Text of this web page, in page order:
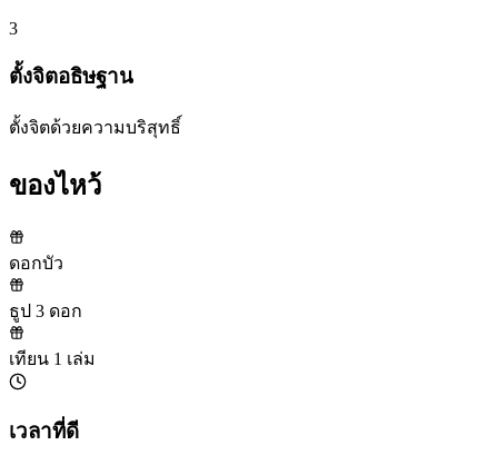
3
ตั้งจิตอธิษฐาน
ตั้งจิตด้วยความบริสุทธิ์
ของไหว้
ดอกบัว
ธูป 3 ดอก
เทียน 1 เล่ม
เวลาที่ดี